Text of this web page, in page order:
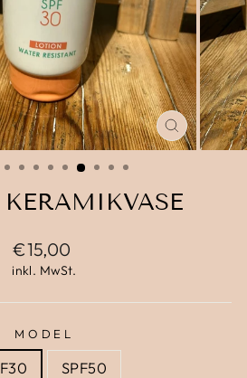
ESC)
KERAMIKVASE
Normaler
Preis
€15,00
inkl. MwSt.
MODEL
SPF50